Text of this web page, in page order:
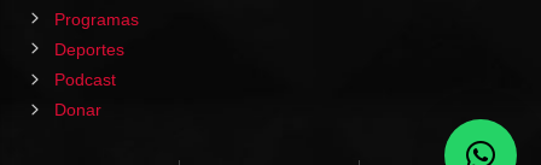
Programas
Deportes
Podcast
Donar